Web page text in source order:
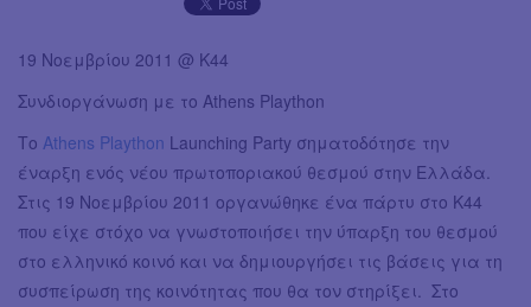
19 Νοεμβρίου 2011 @ Κ44
Συνδιοργάνωση με το Athens Plaython
Το Athens Plaython Launching Party σηματοδότησε την
έναρξη ενός νέου πρωτοποριακού θεσμού στην Ελλάδα.
Στις 19 Νοεμβρίου 2011 οργανώθηκε ένα πάρτυ στο Κ44
που είχε στόχο να γνωστοποιήσει την ύπαρξη του θεσμού
στο ελληνικό κοινό και να δημιουργήσει τις βάσεις για τη
συσπείρωση της κοινότητας που θα τον στηρίξει. Στο